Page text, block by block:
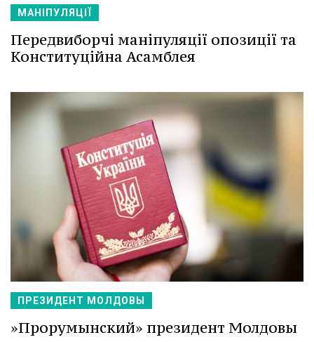
МАНІПУЛЯЦІЇ
Передвиборчі маніпуляції опозиції та
Конституційна Асамблея
ПРЕЗИДЕНТ МОЛДОВЫ
»Прорумынский» президент Молдовы